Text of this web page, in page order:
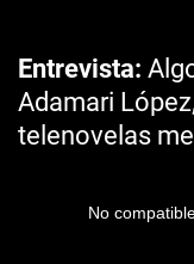
Entrevista
Adamari
telenovelas
No